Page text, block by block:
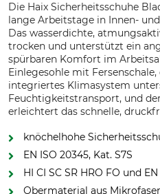
Die Haix Sicherheitsschuhe
lange Arbeitstage in Innen-
Das wasserdichte,
trocken und unterstützt ein
spürbaren Komfort im
Einlegesohle mit
integriertes Klimasystem
Feuchtigkeitstransport, und
erleichtert das schnelle,
knöchelhohe
EN ISO 20345, Kat. S7S
HI CI SC SR HRO FO und
Obermaterial aus